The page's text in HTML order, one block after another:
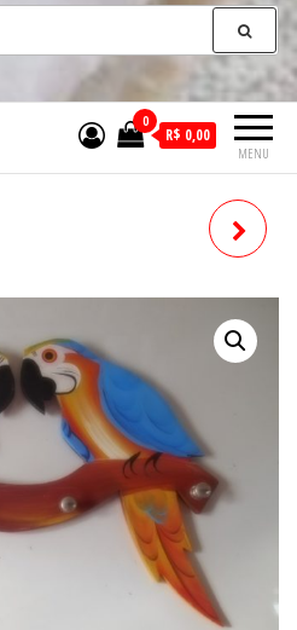
MENU
0
R$ 0,00